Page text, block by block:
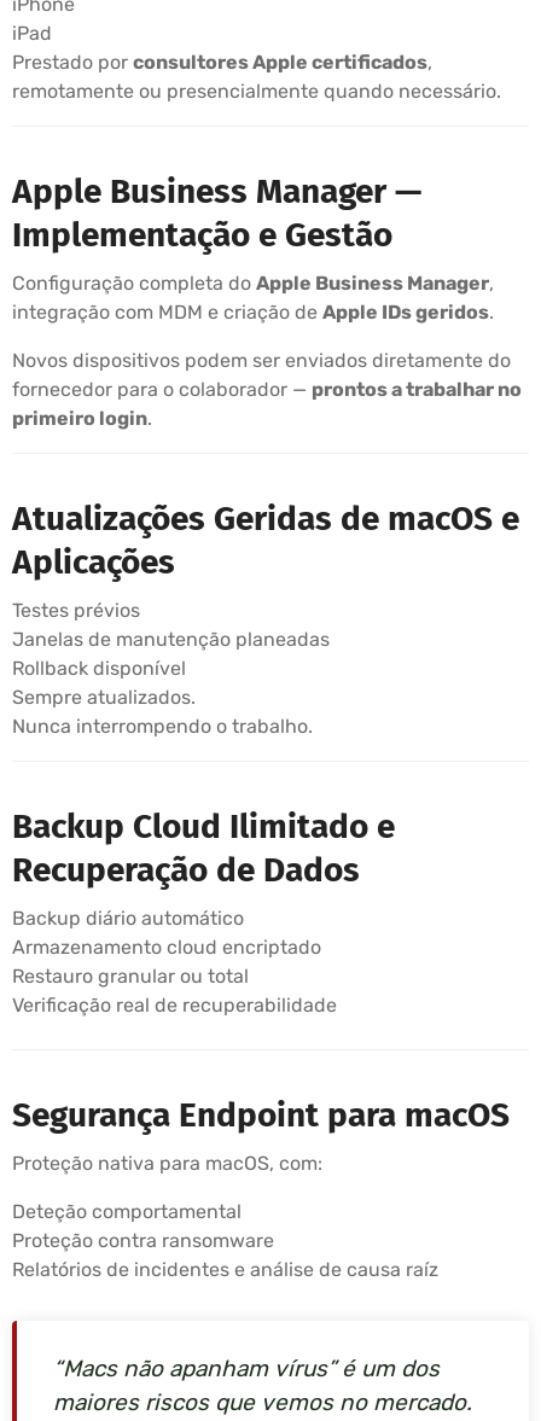
iPad
Prestado por consultores Apple certificados,
remotamente ou presencialmente quando necessário.
Apple Business Manager —
Implementação e Gestão
Configuração completa do Apple Business Manager,
integração com MDM e criação de Apple IDs geridos.
Novos dispositivos podem ser enviados diretamente do
fornecedor para o colaborador — prontos a trabalhar no
primeiro login.
Atualizações Geridas de macOS e
Aplicações
Testes prévios
Janelas de manutenção planeadas
Rollback disponível
Sempre atualizados.
Nunca interrompendo o trabalho.
Backup Cloud Ilimitado e
Recuperação de Dados
Backup diário automático
Armazenamento cloud encriptado
Restauro granular ou total
Verificação real de recuperabilidade
Segurança Endpoint para macOS
Proteção nativa para macOS, com:
Deteção comportamental
Proteção contra ransomware
Relatórios de incidentes e análise de causa raíz
“Macs não apanham vírus” é um dos
maiores riscos que vemos no mercado.